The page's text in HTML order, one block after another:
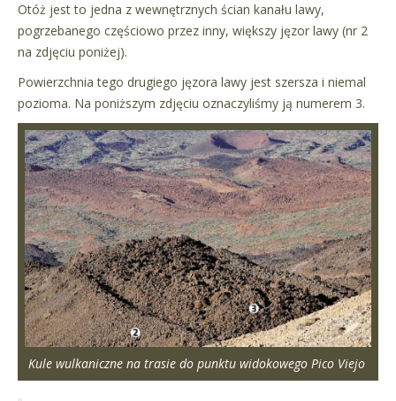
Otóż jest to jedna z wewnętrznych ścian kanału lawy,
pogrzebanego częściowo przez inny, większy jęzor lawy (nr 2
na zdjęciu poniżej).
Powierzchnia tego drugiego jęzora lawy jest szersza i niemal
pozioma. Na poniższym zdjęciu oznaczyliśmy ją numerem 3.
Kule wulkaniczne na trasie do punktu widokowego Pico Viejo